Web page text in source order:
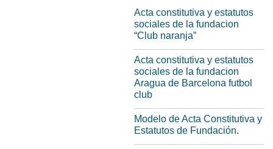
Acta constitutiva y estatutos
sociales de la fundacion
“Club naranja”
Acta constitutiva y estatutos
sociales de la fundacion
Aragua de Barcelona futbol
club
Modelo de Acta Constitutiva y
Estatutos de Fundación.